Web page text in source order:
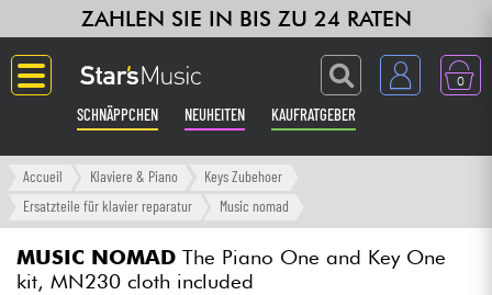
ZAHLEN SIE IN BIS ZU 24 RATEN
0
SCHNÄPPCHEN NEUHEITEN KAUFRATGEBER
Langue
Verstärker & Effekte
Accueil Klaviere & Piano
Keys Zubehoer
Ersatzteile für klavier reparatur
Music nomad
MUSIC NOMAD The Piano One and Key One
kit, MN230 cloth included